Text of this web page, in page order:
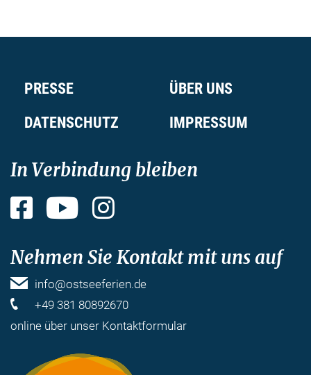
PRESSE
ÜBER UNS
DATENSCHUTZ
IMPRESSUM
In Verbindung bleiben
Facebook YouTube
Nehmen Sie Kontakt mit uns auf
info@ostseeferien.de
+49 381 80892670
online über unser Kontaktformular